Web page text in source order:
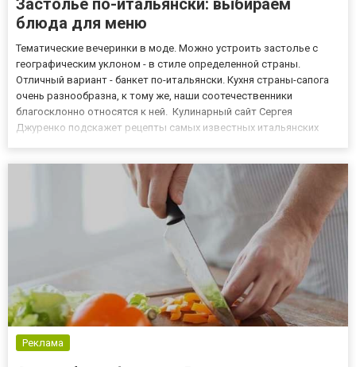
Застолье по-итальянски: выбираем
блюда для меню
Тематические вечеринки в моде. Можно устроить застолье с
географическим уклоном - в стиле определенной страны.
Отличный вариант - банкет по-итальянски. Кухня страны-сапога
очень разнообразна, к тому же, наши соотечественники
благосклонно относятся к ней. Кулинарный сайт Сергея
Джуренко подскажет рецепты самых известных итальянских
Реклама